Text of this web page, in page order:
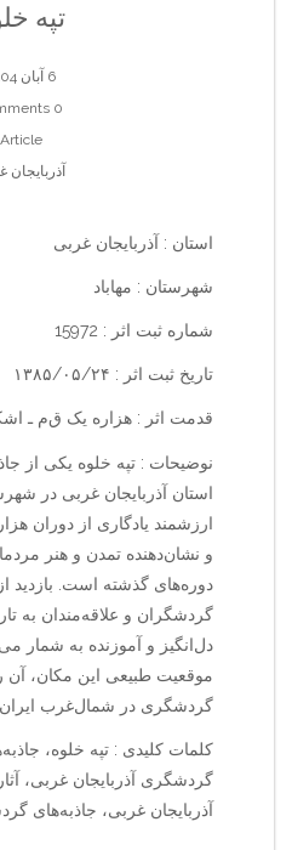
تپه
6 آبان 1404
0 comments
Article
آذربایجان
استان : آذربایجان غربی
شهرستان : مهاباد
شماره ثبت اثر : 15972
تاریخ ثبت اثر : ۱۳۸۵/۰۵/۲۴
قدمت اثر : هزاره یک ق‌م‌ ـ
نوضیحات : تپه خلوه یکی از
استان آذربایجان غربی در
ارزشمند یادگاری از دوران
و نشان‌دهنده تمدن و هنر
دوره‌های گذشته است. بازدید
گردشگران و علاقه‌مندان به
دل‌انگیز و آموزنده به شمار
موقعیت طبیعی این مکان، آن
گردشگری در شمال‌غرب ایران
کلمات کلیدی : تپه خلوه،
گردشگری آذربایجان غربی،
آذربایجان غربی، جاذبه‌های